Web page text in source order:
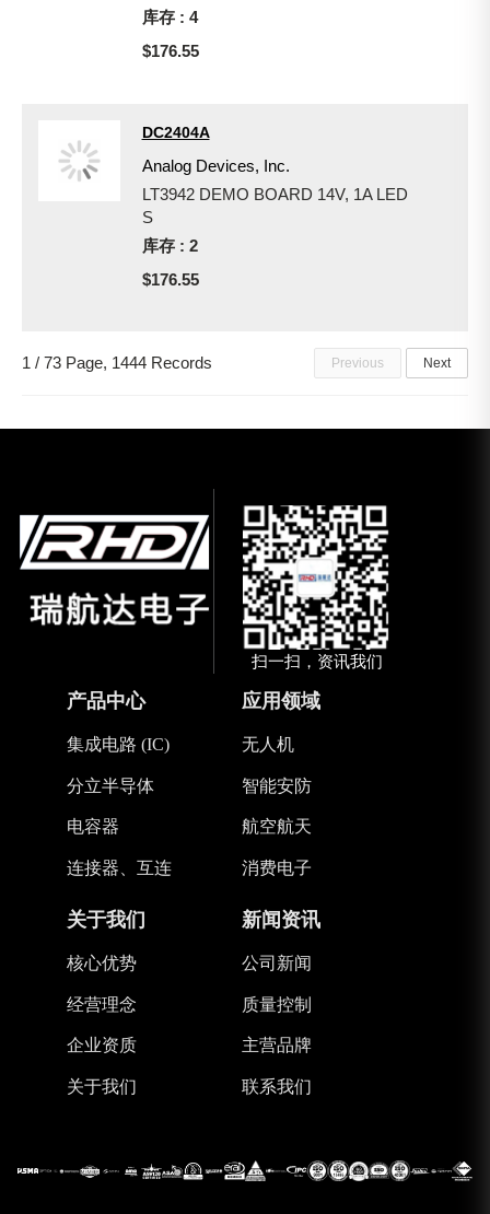
库存 : 4
$176.55
DC2404A
Analog Devices, Inc.
LT3942 DEMO BOARD 14V, 1A LED
S
库存 : 2
$176.55
1 / 73 Page, 1444 Records Previous Next
扫一扫，资讯我们
产品中心
集成电路 (IC)
分立半导体
电容器
连接器、互连
应用领域
无人机
智能安防
航空航天
消费电子
关于我们
核心优势
经营理念
企业资质
关于我们
新闻资讯
公司新闻
质量控制
主营品牌
联系我们